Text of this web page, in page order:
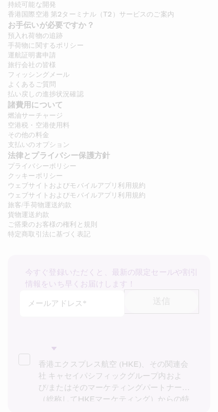
持続可能な開発
香港国際空港 第2ターミナル（T2）サービスのご案内
お手伝いが必要ですか？
預入れ荷物の追跡
手荷物に関するポリシー
運航証明書申請
旅行会社の皆様
フィッシングメール
よくあるご質問
払い戻しの進捗状況確認
諸費用について
燃油サーチャージ
空港税・空港使用料
その他の料金
支払いのオプション
法律とプライバシー保護方針
プライバシーポリシー
クッキーポリシー
ウェブサイトおよびモバイルアプリ利用規約
ウェブサイトおよびモバイルアプリ利用規約
旅客/手荷物運送約款
貨物運送約款
ご搭乗のお客様の権利と規則
特定商取引法に基づく表記
今すぐ登録いただくと、最新の限定セールや割引
情報をいち早くお届けします！
メールアドレス*
送信
香港エクスプレス航空 (HKE)、その関連会
社 キャセイパシフィックグループ内およ
び/またはそのマーケティングパートナー
（総称してHKEマーケティング）からの特